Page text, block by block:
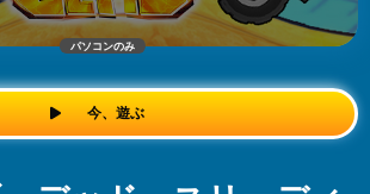
パソコンのみ
今、遊ぶ